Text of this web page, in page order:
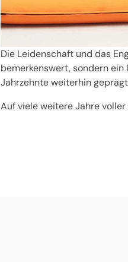
Die Leidenschaft und das
bemerkenswert, sondern
Jahrzehnte weiterhin
Auf viele weitere Jahre